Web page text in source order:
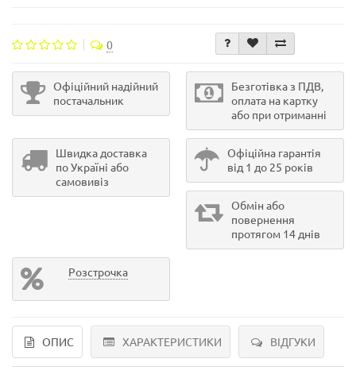
0
Офіційний надійний
постачальник
Безготівка з ПДВ,
оплата на картку
або при отриманні
Швидка доставка
по Україні або
самовивіз
Офіційна гарантія
від 1 до 25 років
Обмін або
повернення
протягом 14 днів
Розстрочка
ОПИС ХАРАКТЕРИСТИКИ ВІДГУКИ